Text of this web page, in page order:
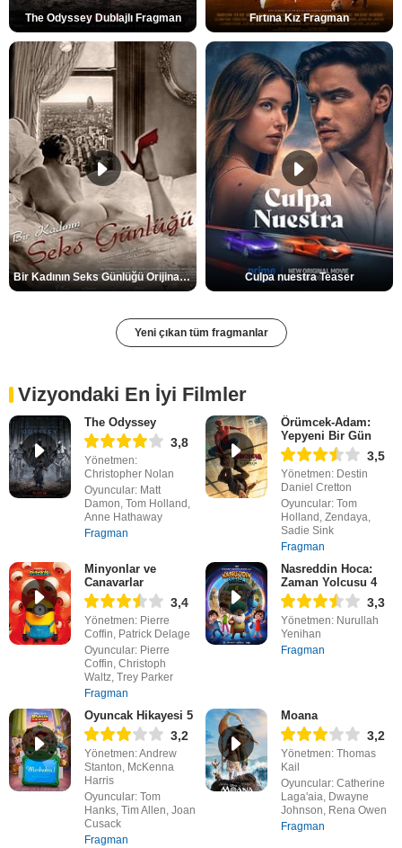
The Odyssey Dublajlı Fragman Fırtına Kız Fragman
Bir Kadının Seks Günlüğü Orijinal Fragman Culpa nuestra Teaser
Yeni çıkan tüm fragmanlar
Vizyondaki En İyi Filmler
The Odyssey
3,8
Yönetmen:
Christopher Nolan
Oyuncular: Matt
Damon, Tom Holland,
Anne Hathaway
Fragman
Örümcek-Adam:
Yepyeni Bir Gün
3,5
Yönetmen: Destin
Daniel Cretton
Oyuncular: Tom
Holland, Zendaya,
Sadie Sink
Fragman
Minyonlar ve
Canavarlar
3,4
Yönetmen: Pierre
Coffin, Patrick Delage
Oyuncular: Pierre
Coffin, Christoph
Waltz, Trey Parker
Fragman
Nasreddin Hoca:
Zaman Yolcusu 4
3,3
Yönetmen: Nurullah
Yenihan
Fragman
Oyuncak Hikayesi 5
3,2
Yönetmen: Andrew
Stanton, McKenna
Harris
Oyuncular: Tom
Hanks, Tim Allen, Joan
Cusack
Fragman
Moana
3,2
Yönetmen: Thomas
Kail
Oyuncular: Catherine
Laga'aia, Dwayne
Johnson, Rena Owen
Fragman